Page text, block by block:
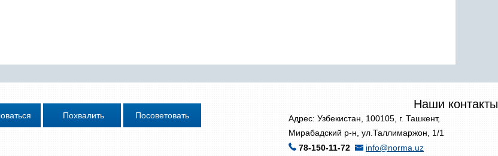
Наши контакты
Адрес: Узбекистан, 100105, г. Ташкент,
Мирабадский р-н, ул.Таллимаржон, 1/1
78-150-11-72
info@norma.uz